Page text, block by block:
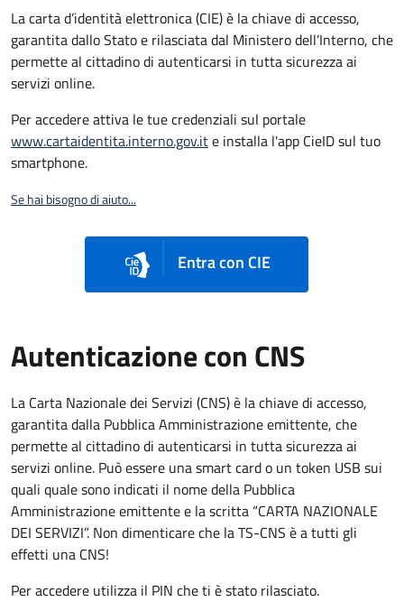
La carta d’identità elettronica (CIE) è la chiave di accesso,
garantita dallo Stato e rilasciata dal Ministero dell’Interno, che
permette al cittadino di autenticarsi in tutta sicurezza ai
servizi online.
Per accedere attiva le tue credenziali sul portale
www.cartaidentita.interno.gov.ite installa l'app CieID sul tuo
smartphone.
Se hai bisogno di aiuto...
Entra con CIE
Autenticazione con CNS
La Carta Nazionale dei Servizi (CNS) è la chiave di accesso,
garantita dalla Pubblica Amministrazione emittente, che
permette al cittadino di autenticarsi in tutta sicurezza ai
servizi online. Può essere una smart card o un token USB sui
quali quale sono indicati il nome della Pubblica
Amministrazione emittente e la scritta “CARTA NAZIONALE
DEI SERVIZI”. Non dimenticare che la TS-CNS è a tutti gli
effetti una CNS!
Per accedere utilizza il PIN che ti è stato rilasciato.